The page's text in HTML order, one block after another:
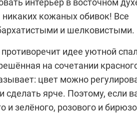
интерьер в восточном
кожаных обивок! Все
и шелковистыми.
идее уютной
на сочетании
цвет можно
ярче. Поэтому, если
и зелёного, розового и